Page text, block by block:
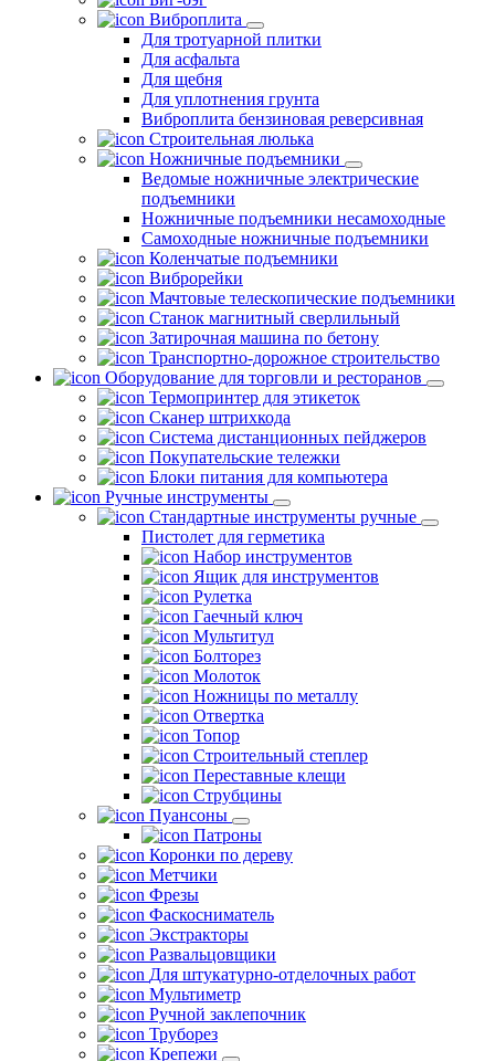
Виброплита
Для тротуарной плитки
Для асфальта
Для щебня
Для уплотнения грунта
Виброплита бензиновая реверсивная
Строительная люлька
Ножничные подъемники
Ведомые ножничные электрические
подъемники
Ножничные подъемники несамоходные
Самоходные ножничные подъемники
Коленчатые подъемники
Виброрейки
Мачтовые телескопические подъемники
Станок магнитный сверлильный
Затирочная машина по бетону
Транспортно-дорожное строительство
Оборудование для торговли и ресторанов
Термопринтер для этикеток
Сканер штрихкода
Система дистанционных пейджеров
Покупательские тележки
Блоки питания для компьютера
Ручные инструменты
Стандартные инструменты ручные
Пистолет для герметика
Набор инструментов
Ящик для инструментов
Рулетка
Гаечный ключ
Мультитул
Болторез
Молоток
Ножницы по металлу
Отвертка
Топор
Строительный степлер
Переставные клещи
Струбцины
Пуансоны
Патроны
Коронки по дереву
Метчики
Фрезы
Фаскосниматель
Экстракторы
Развальцовщики
Для штукатурно-отделочных работ
Мультиметр
Ручной заклепочник
Труборез
Крепежи